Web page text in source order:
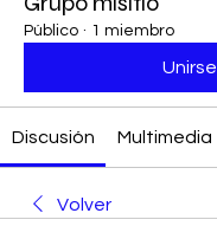
Público · 1 miembro
Unirse
Discusión Multimedia
Volver